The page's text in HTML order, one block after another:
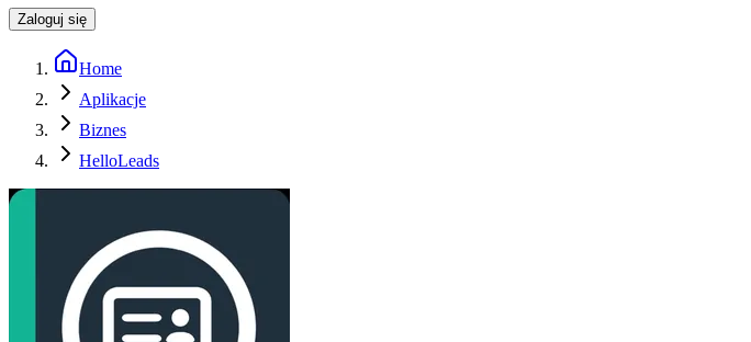
Zaloguj się
Home
Aplikacje
Biznes
HelloLeads